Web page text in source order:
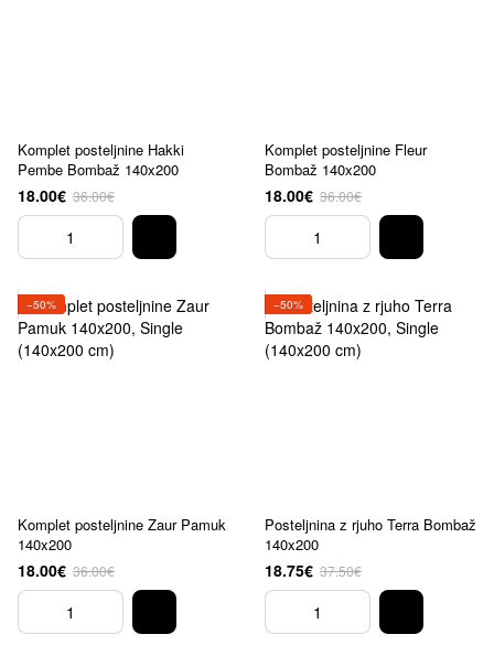
Komplet posteljnine Hakki
Pembe Bombaž 140x200
18.00€ 36.00€
Komplet posteljnine Fleur
Bombaž 140x200
18.00€ 36.00€
−50%
Komplet posteljnine Zaur Pamuk
140x200
18.00€ 36.00€
−50%
Posteljnina z rjuho Terra Bombaž
140x200
18.75€ 37.50€